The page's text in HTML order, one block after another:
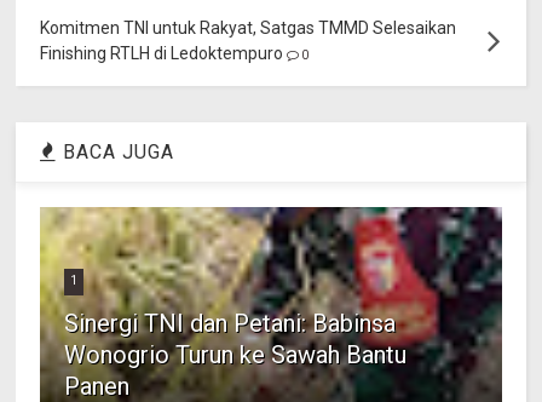
Komitmen TNI untuk Rakyat, Satgas TMMD Selesaikan
Finishing RTLH di Ledoktempuro
0
BACA JUGA
1
Sinergi TNI dan Petani: Babinsa
Wonogrio Turun ke Sawah Bantu
Panen